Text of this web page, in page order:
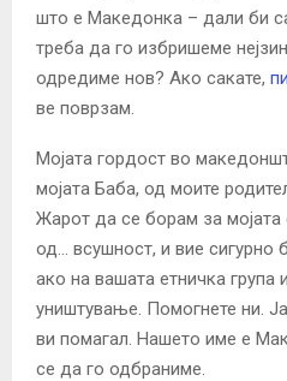
што е Македонка – дали би
треба да го избришеме
одредиме нов? Ако сакате,
ве поврзам.
Мојата гордост во
мојата Баба, од моите
Жарот да се борам за мојата
од… всушност, и вие сигурно
ако на вашата етничка група
уништување. Помогнете ни.
ви помагал. Нашето име е
се да го одбраниме.